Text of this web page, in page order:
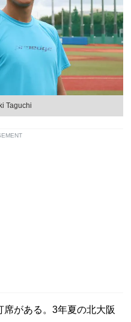
Taguchi
がある。3年夏の北大阪